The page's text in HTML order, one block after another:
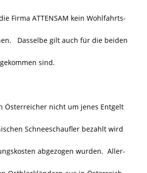
Firma ATTENSAM kein Wohlfahrts-
Dasselbe gilt auch für die beiden
sind.
nicht um jenes Entgelt
Schneeschaufler bezahlt wird
abgezogen wurden. Aller-